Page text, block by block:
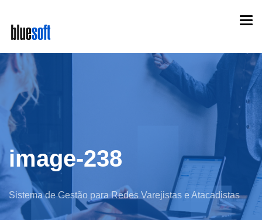
main
content
image-238
Sistema de Gestão para Redes Varejistas e Atacadistas